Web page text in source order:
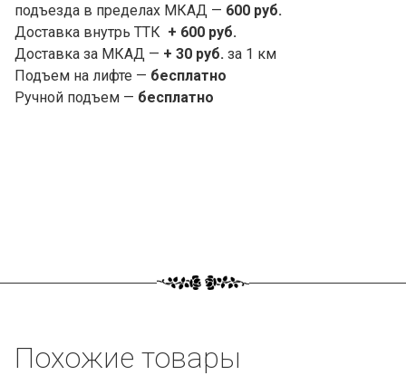
подъезда в пределах МКАД — 600 руб.
Доставка внутрь ТТК + 600 руб.
Доставка за МКАД — + 30 руб. за 1 км
Подъем на лифте — бесплатно
Ручной подъем — бесплатно
Похожие товары